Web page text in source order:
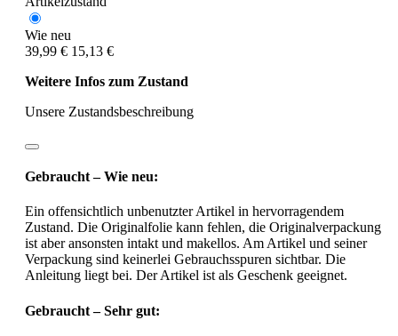
Wie neu
39,99 € 15,13 €
Weitere Infos zum Zustand
Unsere Zustandsbeschreibung
Gebraucht – Wie neu:
Ein offensichtlich unbenutzter Artikel in hervorragendem
Zustand. Die Originalfolie kann fehlen, die Originalverpackung
ist aber ansonsten intakt und makellos. Am Artikel und seiner
Verpackung sind keinerlei Gebrauchsspuren sichtbar. Die
Anleitung liegt bei. Der Artikel ist als Geschenk geeignet.
Gebraucht – Sehr gut: